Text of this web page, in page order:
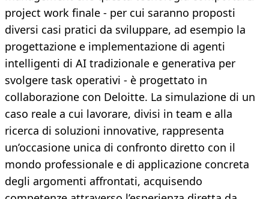
project work finale - per cui saranno proposti
diversi casi pratici da sviluppare, ad esempio la
progettazione e implementazione di agenti
intelligenti di AI tradizionale e generativa per
svolgere task operativi - è progettato in
collaborazione con Deloitte. La simulazione di un
caso reale a cui lavorare, divisi in team e alla
ricerca di soluzioni innovative, rappresenta
un’occasione unica di confronto diretto con il
mondo professionale e di applicazione concreta
degli argomenti affrontati, acquisendo